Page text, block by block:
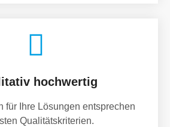
hochwertig
für Ihre Lösungen entsprechen
Qualitätskriterien.